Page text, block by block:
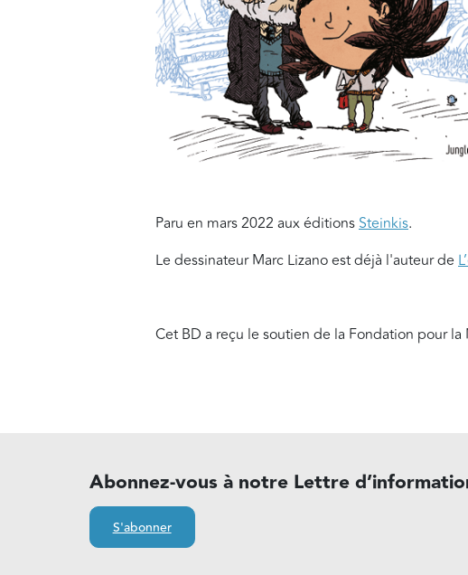
Paru en mars 2022 aux éditionsSteinkis.
Le dessinateur Marc Lizano est déjà l'auteur de
Cet BD a reçu le soutien de la Fondation pour la
Abonnez-vous à notre Lettre
S'abonner